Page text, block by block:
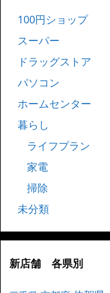
100円ショップ
スーパー
ドラッグストア
パソコン
ホームセンター
暮らし
ライフプラン
家電
掃除
未分類
新店舗 各県別